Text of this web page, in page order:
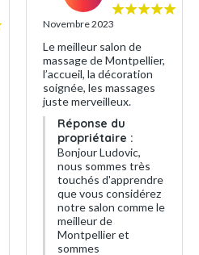
Novembre 2023
Le meilleur salon de
massage de Montpellier,
l’accueil, la décoration
soignée, les massages
juste merveilleux.
Réponse du
propriétaire :
Bonjour Ludovic,
nous sommes très
touchés d'apprendre
que vous considérez
notre salon comme le
meilleur de
Montpellier et
sommes